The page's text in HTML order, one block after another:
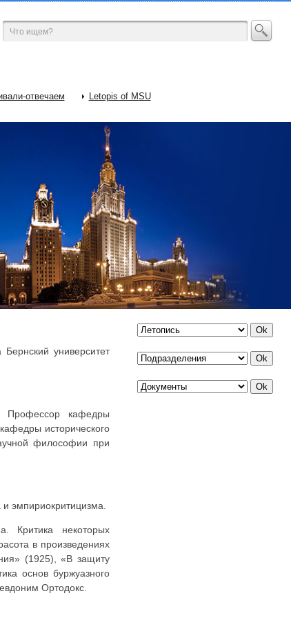
отвечаем Letopis of MSU
университет
Профессор кафедры
исторического
философии при
эмпириокритицизма.
Критика некоторых
в произведениях
(1925), «В защиту
основ буржуазного
Ортодокс.